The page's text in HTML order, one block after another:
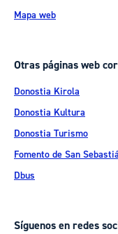
Mapa web
Otras páginas web
Donostia Kirola
Donostia Kultura
Donostia Turismo
Fomento de San
Dbus
Síguenos en redes